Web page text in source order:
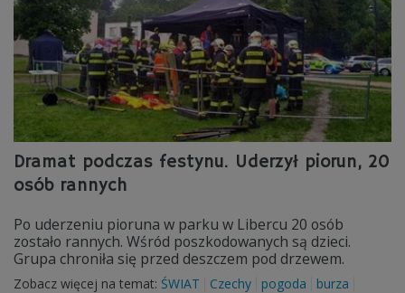
Dramat podczas festynu. Uderzył piorun, 20
osób rannych
Po uderzeniu pioruna w parku w Libercu 20 osób
zostało rannych. Wśród poszkodowanych są dzieci.
Grupa chroniła się przed deszczem pod drzewem.
Zobacz więcej na temat: ŚWIAT Czechy pogoda burza